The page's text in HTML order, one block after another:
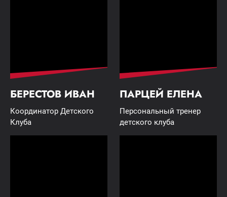
БЕРЕСТОВ ИВАН
Координатор Детского
Клуба
ПАРЦЕЙ ЕЛЕНА
Персональный тренер
детского клуба